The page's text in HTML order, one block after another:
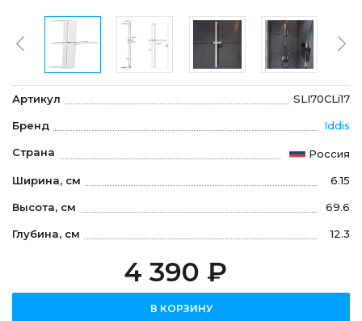
Артикул SLI70CLi17
Бренд Iddis
Страна Россия
Ширина, см 6.15
Высота, см 69.6
Глубина, см 12.3
4 390 ₽
В КОРЗИНУ